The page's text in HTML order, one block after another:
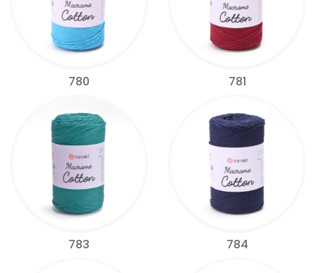
780 781
783 784